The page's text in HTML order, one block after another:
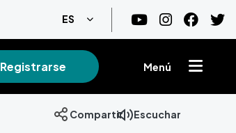
ES Lista adicional de acciones
Registrarse Menú
Compartir Escuchar